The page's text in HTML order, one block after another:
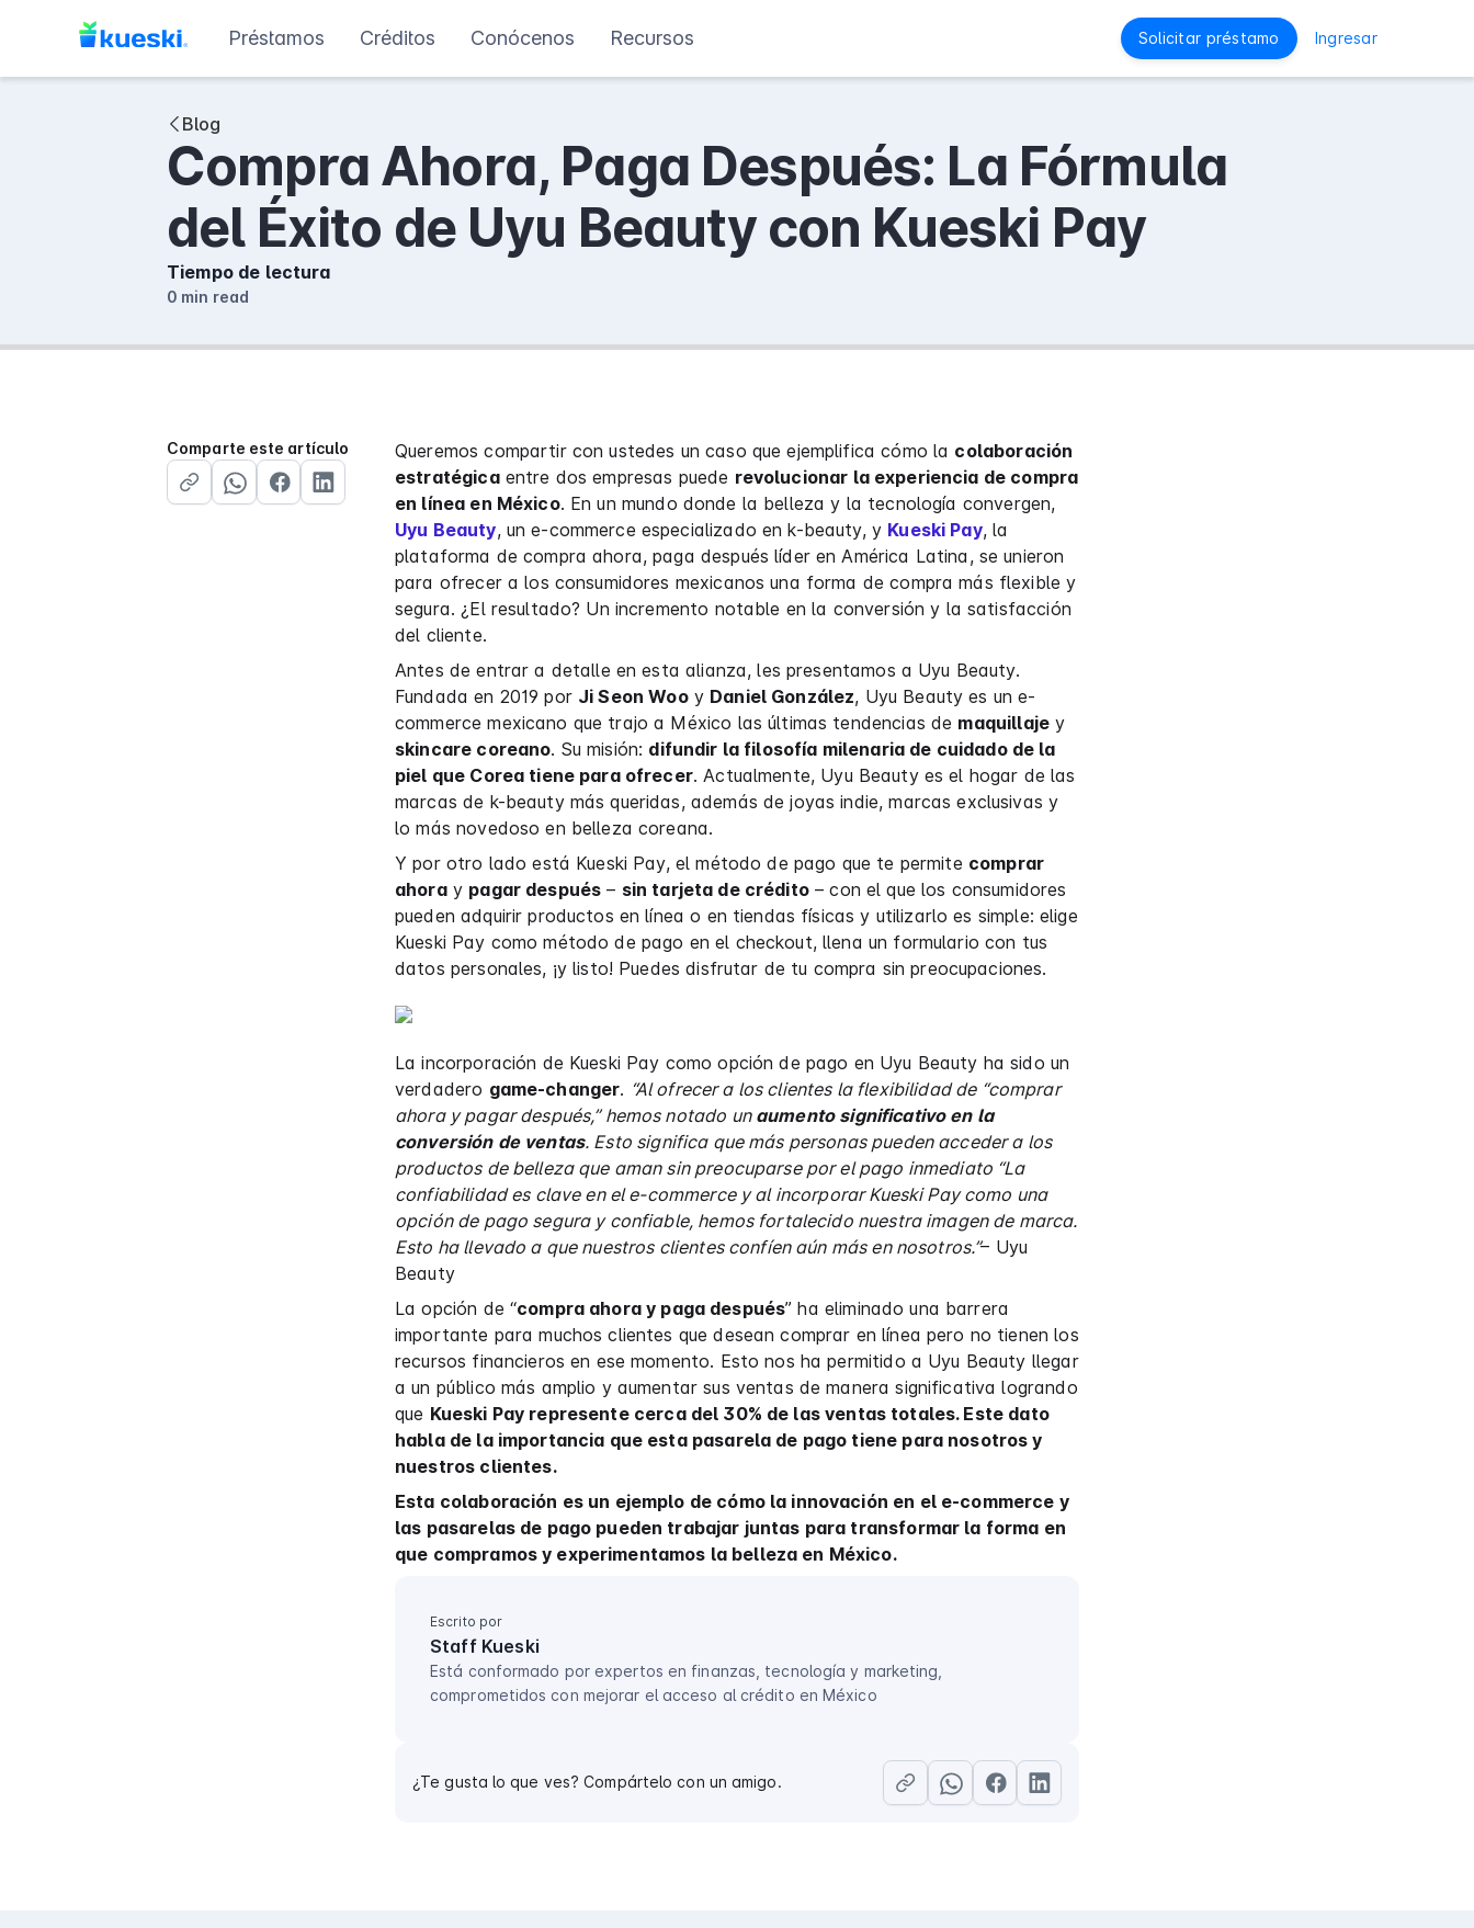
Préstamos Créditos Conócenos Recursos Solicitar préstamo Ingresar
Blog
Compra Ahora, Paga Después: La Fórmula
del Éxito de Uyu Beauty con Kueski Pay
Tiempo de lectura
0 min read
Comparte este artículo Queremos compartir con ustedes un caso que ejemplifica cómo la colaboración
estratégicaentre dos empresas puede revolucionar la experiencia de compra
en línea en México. En un mundo donde la belleza y la tecnología convergen,
Uyu Beauty, un e-commerce especializado en k-beauty, y Kueski Pay, la
plataforma de compra ahora, paga después líder en América Latina, se unieron
para ofrecer a los consumidores mexicanos una forma de compra más flexible y
segura. ¿El resultado? Un incremento notable en la conversión y la satisfacción
del cliente.
Antes de entrar a detalle en esta alianza, les presentamos a Uyu Beauty.
Fundada en 2019 por Ji Seon Wooy Daniel González, Uyu Beauty es un e-
commerce mexicano que trajo a México las últimas tendencias de maquillajey
skincare coreano. Su misión: difundir la filosofía milenaria de cuidado de la
piel que Corea tiene para ofrecer. Actualmente, Uyu Beauty es el hogar de las
marcas de k-beauty más queridas, además de joyas indie, marcas exclusivas y
lo más novedoso en belleza coreana.
Y por otro lado está Kueski Pay, el método de pago que te permite comprar
ahoray pagar después – sin tarjeta de crédito– con el que los consumidores
pueden adquirir productos en línea o en tiendas físicas y utilizarlo es simple: elige
Kueski Pay como método de pago en el checkout, llena un formulario con tus
datos personales, ¡y listo! Puedes disfrutar de tu compra sin preocupaciones.
La incorporación de Kueski Pay como opción de pago en Uyu Beauty ha sido un
verdadero game-changer. “Al ofrecer a los clientes la flexibilidad de “comprar
ahora y pagar después,” hemos notado un aumento significativo en la
conversión de ventas. Esto significa que más personas pueden acceder a los
productos de belleza que aman sin preocuparse por el pago inmediato “La
confiabilidad es clave en el e-commerce y al incorporar Kueski Pay como una
opción de pago segura y confiable, hemos fortalecido nuestra imagen de marca.
Esto ha llevado a que nuestros clientes confíen aún más en nosotros.”– Uyu
Beauty
La opción de “compra ahora y paga después” ha eliminado una barrera
importante para muchos clientes que desean comprar en línea pero no tienen los
recursos financieros en ese momento. Esto nos ha permitido a Uyu Beauty llegar
a un público más amplio y aumentar sus ventas de manera significativa logrando
que Kueski Pay represente cerca del 30% de las ventas totales. Este dato
habla de la importancia que esta pasarela de pago tiene para nosotros y
nuestros clientes.
Esta colaboración es un ejemplo de cómo la innovación en el e-commerce y
las pasarelas de pago pueden trabajar juntas para transformar la forma en
que compramos y experimentamos la belleza en México.
Escrito por
Staff Kueski
Está conformado por expertos en finanzas, tecnología y marketing,
comprometidos con mejorar el acceso al crédito en México
¿Te gusta lo que ves? Compártelo con un amigo.